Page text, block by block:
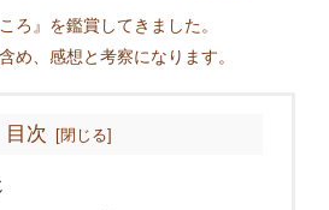
ろ』を鑑賞してきました。
め、感想と考察になります。
目次